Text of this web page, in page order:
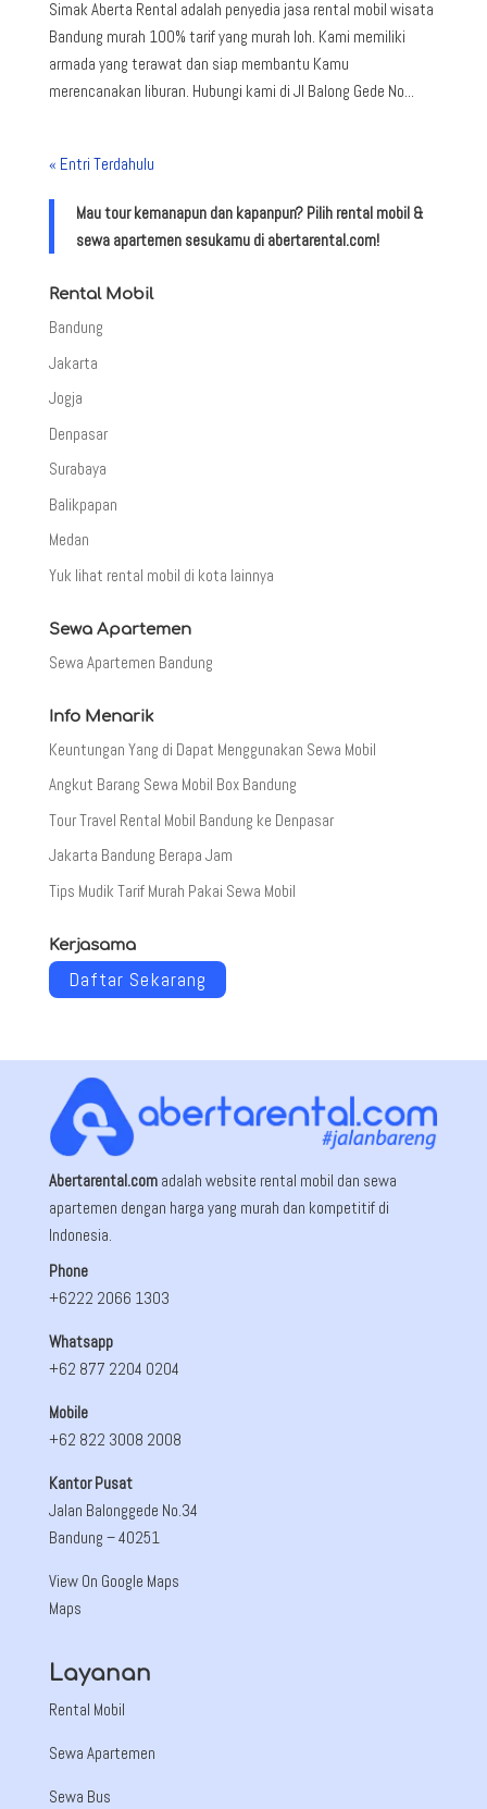
Simak Aberta Rental adalah penyedia jasa rental mobil wisata
Bandung murah 100% tarif yang murah loh. Kami memiliki
armada yang terawat dan siap membantu Kamu
merencanakan liburan. Hubungi kami di Jl Balong Gede No...
« Entri Terdahulu
Mau tour kemanapun dan kapanpun? Pilih rental mobil &
sewa apartemen sesukamu di abertarental.com!
Rental Mobil
Bandung
Jakarta
Jogja
Denpasar
Surabaya
Balikpapan
Medan
Yuk lihat rental mobil di kota lainnya
Sewa Apartemen
Sewa Apartemen Bandung
Info Menarik
Keuntungan Yang di Dapat Menggunakan Sewa Mobil
Angkut Barang Sewa Mobil Box Bandung
Tour Travel Rental Mobil Bandung ke Denpasar
Jakarta Bandung Berapa Jam
Tips Mudik Tarif Murah Pakai Sewa Mobil
Kerjasama
Daftar Sekarang
Abertarental.comadalah website rental mobil dan sewa
apartemen dengan harga yang murah dan kompetitif di
Indonesia.
Phone
+6222 2066 1303
Whatsapp
+62 877 2204 0204
Mobile
+62 822 3008 2008
Kantor Pusat
Jalan Balonggede No.34
Bandung – 40251
View On Google Maps
Maps
Layanan
Rental Mobil
Sewa Apartemen
Sewa Bus